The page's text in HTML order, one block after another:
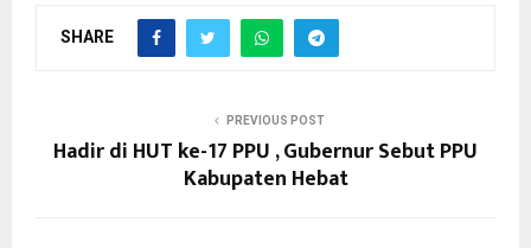
SHARE
PREVIOUS POST
Hadir di HUT ke-17 PPU , Gubernur Sebut PPU
Kabupaten Hebat